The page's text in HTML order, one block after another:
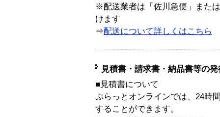
※配送業者は「佐川急便」また
けます
⇒配送について詳しくはこちら
見積書・請求書・納品書等の
■見積書について
ぷらっとオンラインでは、24時
することができます。